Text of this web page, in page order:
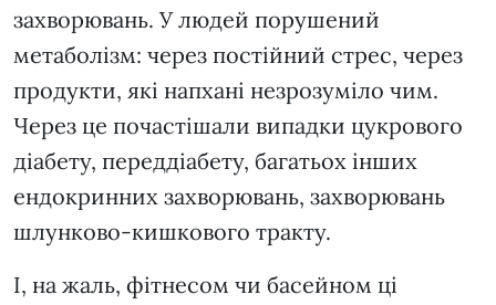
захворювань. У людей порушений
метаболізм: через постійний стрес, через
продукти, які напхані незрозуміло чим.
Через це почастішали випадки цукрового
діабету, переддіабету, багатьох інших
ендокринних захворювань, захворювань
шлунково-кишкового тракту.
І, на жаль, фітнесом чи басейном ці